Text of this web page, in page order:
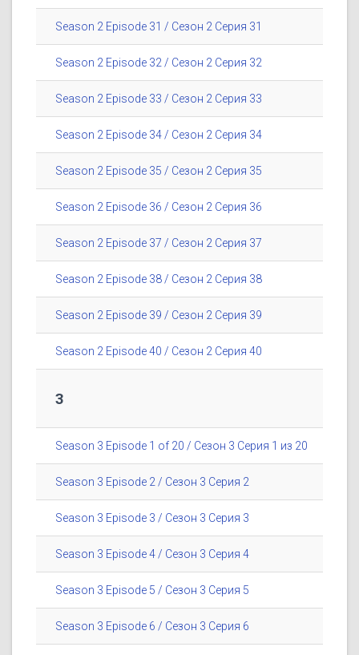
Season 2 Episode 31 / Сезон 2 Серия 31
Season 2 Episode 32 / Сезон 2 Серия 32
Season 2 Episode 33 / Сезон 2 Серия 33
Season 2 Episode 34 / Сезон 2 Серия 34
Season 2 Episode 35 / Сезон 2 Серия 35
Season 2 Episode 36 / Сезон 2 Серия 36
Season 2 Episode 37 / Сезон 2 Серия 37
Season 2 Episode 38 / Сезон 2 Серия 38
Season 2 Episode 39 / Сезон 2 Серия 39
Season 2 Episode 40 / Сезон 2 Серия 40
3
Season 3 Episode 1 of 20 / Сезон 3 Серия 1 из 20
Season 3 Episode 2 / Сезон 3 Серия 2
Season 3 Episode 3 / Сезон 3 Серия 3
Season 3 Episode 4 / Сезон 3 Серия 4
Season 3 Episode 5 / Сезон 3 Серия 5
Season 3 Episode 6 / Сезон 3 Серия 6